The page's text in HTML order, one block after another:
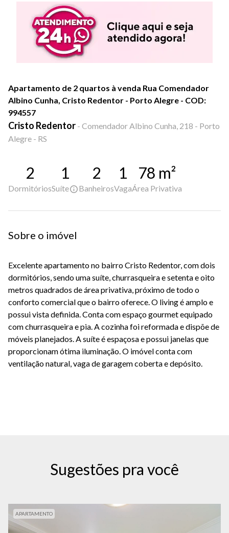
Apartamento de 2 quartos à venda Rua Comendador
Albino Cunha, Cristo Redentor - Porto Alegre - COD:
994557
Cristo Redentor - Comendador Albino Cunha, 218 - Porto
Alegre - RS
2
Dormitórios
1
Suíte
2
Banheiros
1
Vaga
78 m²
Área Privativa
Sobre o imóvel
Excelente apartamento no bairro Cristo Redentor, com dois
dormitórios, sendo uma suíte, churrasqueira e setenta e oito
metros quadrados de área privativa, próximo de todo o
conforto comercial que o bairro oferece. O living é amplo e
possui vista definida. Conta com espaço gourmet equipado
com churrasqueira e pia. A cozinha foi reformada e dispõe de
móveis planejados. A suíte é espaçosa e possui janelas que
proporcionam ótima iluminação. O imóvel conta com
ventilação natural, vaga de garagem coberta e depósito.
Sugestões pra você
APARTAMENTO